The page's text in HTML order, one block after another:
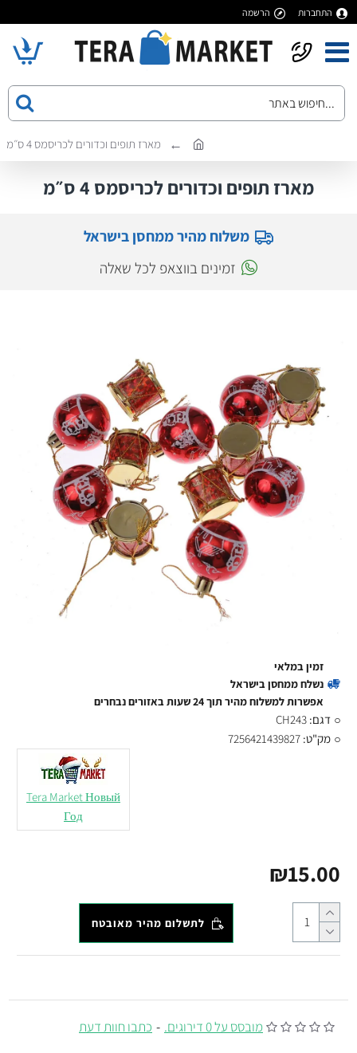
התחברות הרשמה
מארז תופים וכדורים לכריסמס 4 ס״מ
מארז תופים וכדורים לכריסמס 4 ס״מ
משלוח מהיר ממחסן בישראל
זמינים בווצאפ לכל שאלה
מובסס על 0 דירוגים. - כתבו חוות דעת
₪15.00
זמין במלאי
נשלח ממחסן בישראל
אפשרות למשלוח מהיר תוך 24 שעות באזורים נבחרים
דגם: CH243
מק"ט: 7256421439827
Tera Market Новый
Год
לתשלום מהיר מאובטח